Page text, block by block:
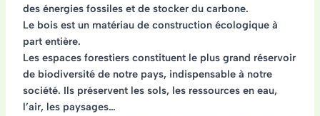
des énergies fossiles et de stocker du carbone.
Le bois est un matériau de construction écologique à
part entière.
Les espaces forestiers constituent le plus grand réservoir
de biodiversité de notre pays, indispensable à notre
société. Ils préservent les sols, les ressources en eau,
l’air, les paysages…